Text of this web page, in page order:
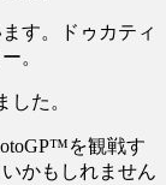
す。ドゥカティ
。
た。
を観戦す
かもしれません